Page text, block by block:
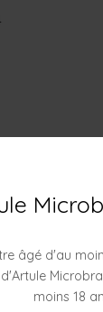
âgé d'au
moins 18